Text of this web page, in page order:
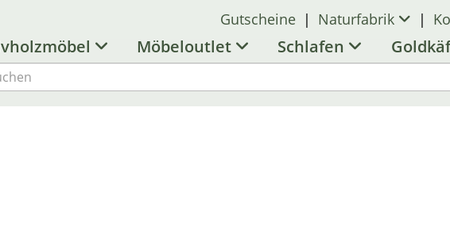
Gutscheine | Naturfabrik |
Möbeloutlet Schlafen